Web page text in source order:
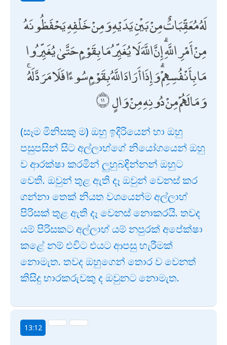
لَهُ مُعَقِّبَاتٌ مِنْ بَيْنِ يَدَيْهِ وَمِنْ خَلْفِهِ يَحْفَظُونَهُ
مِنْ أَمْرِ اللَّهِ ۗ إِنَّ اللَّهَ لَا يُغَيِّرُ مَا بِقَوْمٍ حَتَّىٰ يُغَيِّرُوا
مَا بِأَنْفُسِهِمْ ۗ وَإِذَا أَرَادَ اللَّهُ بِقَوْمٍ سُوءًا فَلَا مَرَدَّ لَهُ ۚ
وَمَا لَهُمْ مِنْ دُونِهِ مِنْ وَالٍ
(සෑම මිනිසකු ම) ඔහු ඉදිරියෙන් හා ඔහු
පසුපසින් සිට අල්ලාහ්ගේ නියෝගයෙන් ඔහු
ව ආරක්ෂා කරමින් ලුහුබඳින්නන් ඔහුට
වෙති. ඔවුන් තුළ ඇති දෑ ඔවුන් වෙනස් කර
ගන්නා තෙක් නියත වශයෙන්ම අල්ලාහ්
පිරිසක් තුළ ඇති දෑ වෙනස් නොකරයි. තවද
යම් පිරිසකට අල්ලාහ් යම් නපුරක් අපේක්ෂා
කළේ නම් එවිට එයට ආපසු හැරීමක්
නොමැත. තවද ඔහුගෙන් තොර ව වෙනත්
කිසිදු භාරකරුවකු ද ඔවුනට නොමැත.
13:12